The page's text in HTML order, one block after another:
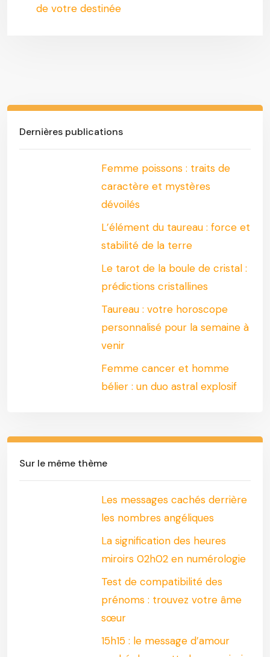
de votre destinée
Dernières publications
Femme poissons : traits de
caractère et mystères
dévoilés
L’élément du taureau : force et
stabilité de la terre
Le tarot de la boule de cristal :
prédictions cristallines
Taureau : votre horoscope
personnalisé pour la semaine à
venir
Femme cancer et homme
bélier : un duo astral explosif
Sur le même thème
Les messages cachés derrière
les nombres angéliques
La signification des heures
miroirs 02h02 en numérologie
Test de compatibilité des
prénoms : trouvez votre âme
sœur
15h15 : le message d’amour